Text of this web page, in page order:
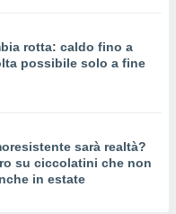
rotta: caldo fino a
possibile solo a fine
sarà realtà?
su ciccolatini che non
in estate